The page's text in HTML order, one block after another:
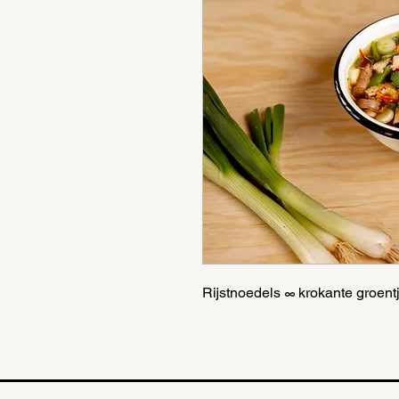
Rijstnoedels ∞ krokante